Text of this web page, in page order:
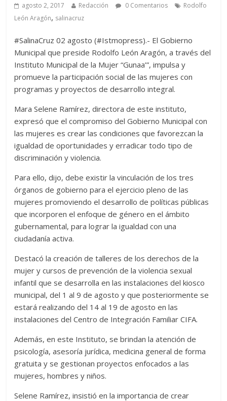
agosto 2, 2017 Redacción 0 Comentarios
Rodolfo
León Aragón, salinacruz
#SalinaCruz 02 agosto (#Istmopress).- El Gobierno
Municipal que preside Rodolfo León Aragón, a través del
Instituto Municipal de la Mujer “Gunaa’”, impulsa y
promueve la participación social de las mujeres con
programas y proyectos de desarrollo integral.
Mara Selene Ramírez, directora de este instituto,
expresó que el compromiso del Gobierno Municipal con
las mujeres es crear las condiciones que favorezcan la
igualdad de oportunidades y erradicar todo tipo de
discriminación y violencia.
Para ello, dijo, debe existir la vinculación de los tres
órganos de gobierno para el ejercicio pleno de las
mujeres promoviendo el desarrollo de políticas públicas
que incorporen el enfoque de género en el ámbito
gubernamental, para lograr la igualdad con una
ciudadanía activa.
Destacó la creación de talleres de los derechos de la
mujer y cursos de prevención de la violencia sexual
infantil que se desarrolla en las instalaciones del kiosco
municipal, del 1 al 9 de agosto y que posteriormente se
estará realizando del 14 al 19 de agosto en las
instalaciones del Centro de Integración Familiar CIFA.
Además, en este Instituto, se brindan la atención de
psicología, asesoría jurídica, medicina general de forma
gratuita y se gestionan proyectos enfocados a las
mujeres, hombres y niños.
Selene Ramírez, insistió en la importancia de crear